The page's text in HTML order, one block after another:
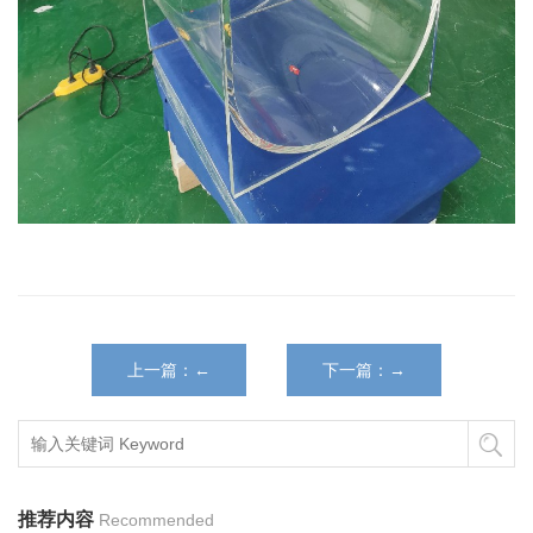
上一篇：← 下一篇：→
推荐内容 Recommended